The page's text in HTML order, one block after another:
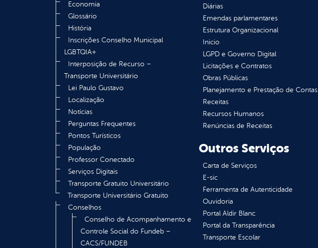
Economia
Glossário
História
Inscrições Conselho Municipal
LGBTQIA+
Interposição de Recurso –
Transporte Universitário
Lei Paulo Gustavo
Localização
Notícias
Perguntas Frequentes
Pontos Turísticos
População
Professor Conectado
Serviços Digitais
Transporte Gratuito Universitário
Transporte Universitário Gratuito
Conselhos
Conselho de Acompanhamento e
Controle Social do Fundeb –
CACS/FUNDEB
Diárias
Emendas parlamentares
Estrutura Organizacional
Inicio
LGPD e Governo Digital
Licitações e Contratos
Obras Públicas
Planejamento e Prestação de Contas
Receitas
Recursos Humanos
Renúncias de Receitas
Outros Serviços
Carta de Serviços
E-sic
Ferramenta de Autenticidade
Ouvidoria
Portal Aldir Blanc
Portal da Transparência
Transporte Escolar